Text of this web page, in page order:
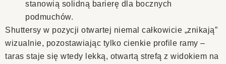
stanowią solidną barierę dla bocznych
podmuchów.
Shuttersy w pozycji otwartej niemal całkowicie „znikają”
wizualnie, pozostawiając tylko cienkie profile ramy –
taras staje się wtedy lekką, otwartą strefą z widokiem na